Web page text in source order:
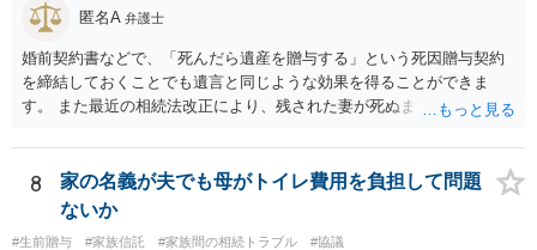
匿名A 弁護士
婚前契約書などで、「死んだら遺産を贈与する」という死因贈与契約
を締結しておくことでも遺言と同じような効果を得ることができま
す。 また最近の相続法改正により、残された妻が死ぬまで家に住み続
で、その制度を活用する方法も考えられます。 もし契約書の作成まで
視野に入れておられる場合は、お近くの弁護士、できれば相続に強い
弁護士にご相談なさるとよいでしょう。
8
家の名義が夫でも母がトイレ費用を負担して問題
ないか
#生前贈与 #家族信託 #家族間の相続トラブル #協議